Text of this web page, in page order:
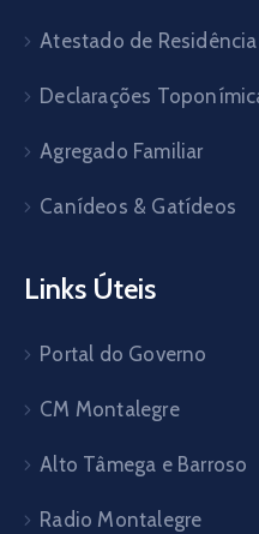
Atestado de Residência
Declarações
Agregado Familiar
Canídeos & Gatídeos
Links Úteis
Portal do Governo
CM Montalegre
Alto Tâmega e Barroso
Radio Montalegre